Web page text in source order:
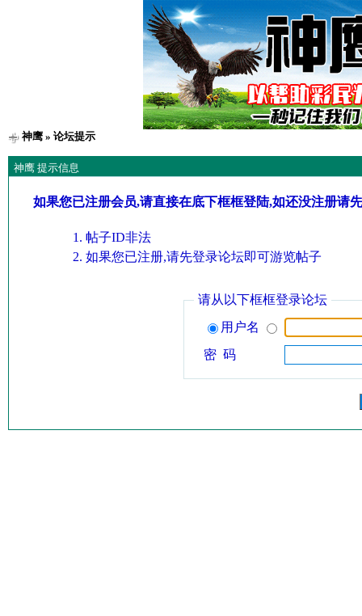
神鹰» 论坛提示
神鹰 提示信息
如果您已注册会员,请直接在底下框框登陆,如还没注册请
帖子ID非法
如果您已注册,请先登录论坛即可游览帖子
请从以下框框登录论坛
用户名
密 码